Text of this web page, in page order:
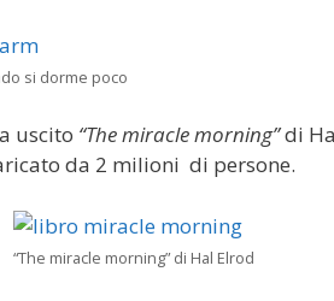
si dorme poco
uscito “The miracle morning”di
da 2 milioni di persone.
“The miracle morning” di Hal Elrod